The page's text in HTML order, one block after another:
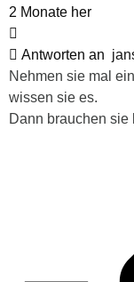
2 Monate her
Antworten an
Nehmen sie mal
wissen sie es.
Dann brauchen sie